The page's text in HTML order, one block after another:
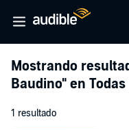
Mostrando
Baudino" en
1 resultado